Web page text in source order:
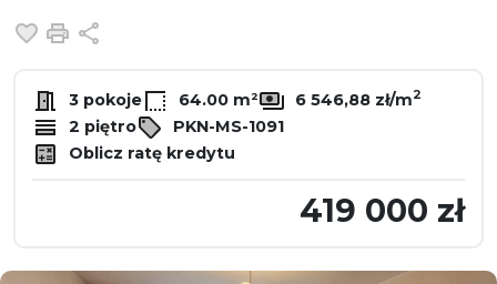
Dodaj do ulubionych
Drukuj
3 pokoje 64.00 m² 6 546,88 zł/m2
2 piętro
PKN-MS-1091
Oblicz ratę kredytu
419 000 zł